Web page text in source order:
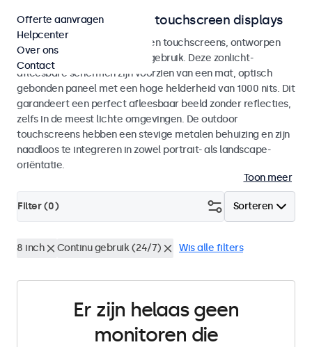
Outdoor monitoren en touchscreen displays
Weersbestendige monitoren en touchscreens, ontworpen
voor zowel binnen- als buitengebruik. Deze zonlicht-
afleesbare schermen zijn voorzien van een mat, optisch
gebonden paneel met een hoge helderheid van 1000 nits. Dit
garandeert een perfect afleesbaar beeld zonder reflecties,
zelfs in de meest lichte omgevingen. De outdoor
touchscreens hebben een stevige metalen behuizing en zijn
naadloos te integreren in zowel portrait- als landscape-
oriëntatie.
Toon meer
Sorteren
Filter (0)
8 inch Continu gebruik (24/7) Wis alle filters
Er zijn helaas geen
monitoren die
Offerte aanvragen
Helpcenter
Over ons
Contact